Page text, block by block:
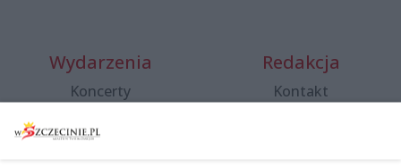
Wydarzenia
Koncerty
Spacery i oprowadzania
Redakcja
Kontakt